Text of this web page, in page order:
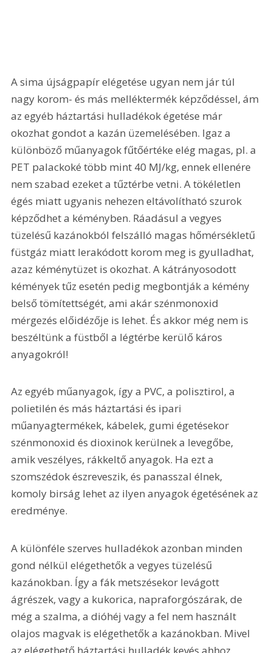
A sima újságpapír elégetése ugyan nem jár túl
nagy korom- és más melléktermék képződéssel, ám
az egyéb háztartási hulladékok égetése már
okozhat gondot a kazán üzemelésében. Igaz a
különböző műanyagok fűtőértéke elég magas, pl. a
PET palackoké több mint 40 MJ/kg, ennek ellenére
nem szabad ezeket a tűztérbe vetni. A tökéletlen
égés miatt ugyanis nehezen eltávolítható szurok
képződhet a kéményben. Ráadásul a vegyes
tüzelésű kazánokból felszálló magas hőmérsékletű
füstgáz miatt lerakódott korom meg is gyulladhat,
azaz kéménytüzet is okozhat. A kátrányosodott
kémények tűz esetén pedig megbontják a kémény
belső tömítettségét, ami akár szénmonoxid
mérgezés előidézője is lehet. És akkor még nem is
beszéltünk a füstből a légtérbe kerülő káros
anyagokról!
Az egyéb műanyagok, így a PVC, a polisztirol, a
polietilén és más háztartási és ipari
műanyagtermékek, kábelek, gumi égetésekor
szénmonoxid és dioxinok kerülnek a levegőbe,
amik veszélyes, rákkeltő anyagok. Ha ezt a
szomszédok észreveszik, és panasszal élnek,
komoly birság lehet az ilyen anyagok égetésének az
eredménye.
A különféle szerves hulladékok azonban minden
gond nélkül elégethetők a vegyes tüzelésű
kazánokban. Így a fák metszésekor levágott
ágrészek, vagy a kukorica, napraforgószárak, de
még a szalma, a dióhéj vagy a fel nem használt
olajos magvak is elégethetők a kazánokban. Mivel